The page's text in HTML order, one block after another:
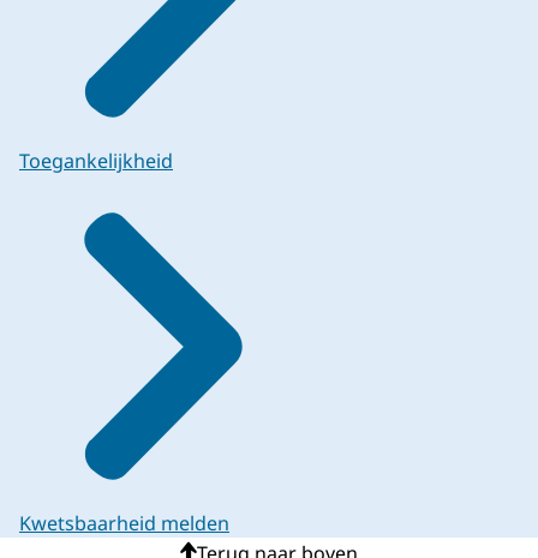
Toegankelijkheid
Kwetsbaarheid melden